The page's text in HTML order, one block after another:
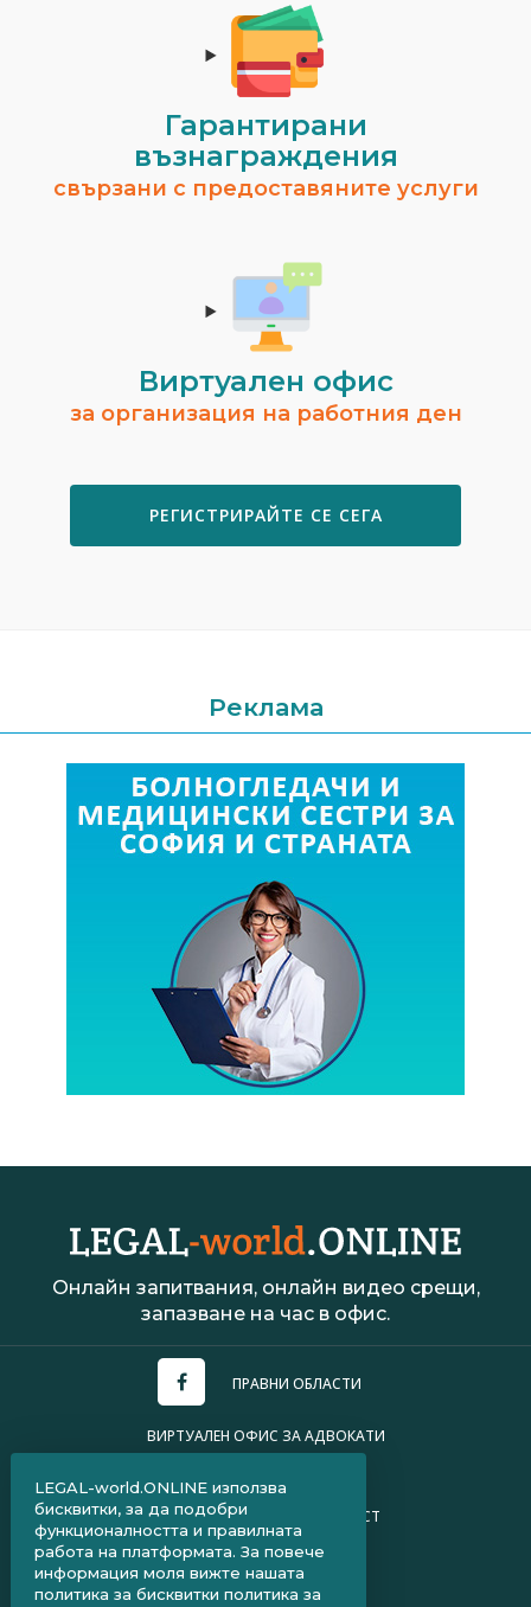
Гарантирани
възнаграждения
свързани с предоставяните услуги
Виртуален офис
за организация на работния ден
РЕГИСТРИРАЙТЕ СЕ СЕГА
Реклама
Онлайн запитвания, онлайн видео срещи,
запазване на час в офис.
ПРАВНИ ОБЛАСТИ
ВИРТУАЛЕН ОФИС ЗА АДВОКАТИ
ПОЛИТИКА ЗА ПОВЕРИТЕЛНОСТ
ЧЗВ ЗА КЛИЕНТИ
ЧЗВ ЗА АДВОКАТИ
LEGAL-world.ONLINE използва
бисквитки, за да подобри
функционалността и правилната
работа на платформата. За повече
информация моля вижте нашата
политика за бисквитки политика за